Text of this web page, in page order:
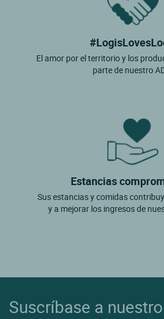
El amor por el territorio y los
parte de nuestro
Estancias
Sus estancias y comidas
y a mejorar los ingresos de
Suscríbase a nuestro